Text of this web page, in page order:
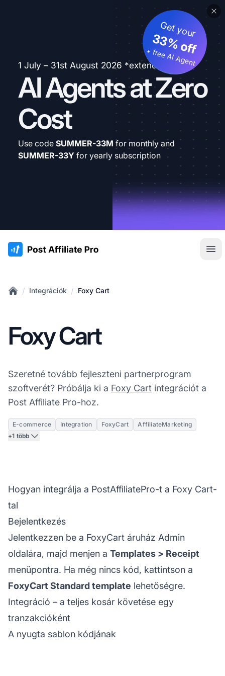
1 July – 31st August 2026 *extended
AI Agents at Zero
Cost
Get your
33% off
+ free AI Agent
Use code SUMMER-33M for monthly and
SUMMER-33Y for yearly subscription
:site.title
/ Integrációk / Foxy Cart
Foxy Cart
Szeretné tovább fejleszteni partnerprogram
szoftverét? Próbálja ki a Foxy Cart integrációt a
Post Affiliate Pro-hoz.
E-commerce Integration FoxyCart
AffiliateMarketing
+1 több
Hogyan integrálja a PostAffiliatePro-t a Foxy Cart-
tal
Bejelentkezés
Jelentkezzen be a FoxyCart áruház Admin
oldalára, majd menjen a Templates > Receipt
menüpontra. Ha még nincs kód, kattintson a
FoxyCart Standard template lehetőségre.
Integráció – a teljes kosár követése egy
tranzakcióként
A nyugta sablon kódjának